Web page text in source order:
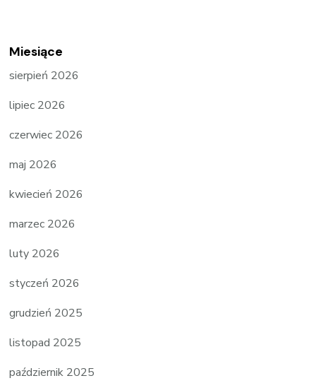
Miesiące
sierpień 2026
lipiec 2026
czerwiec 2026
maj 2026
kwiecień 2026
marzec 2026
luty 2026
styczeń 2026
grudzień 2025
listopad 2025
październik 2025